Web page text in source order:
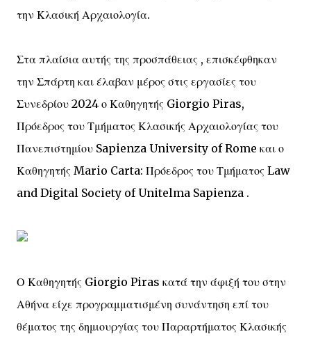
την Κλασική Αρχαιολογία.
Στα πλαίσια αυτής της προσπάθειας , επισκέφθηκαν
την Σπάρτη και έλαβαν μέρος στις εργασίες του
Συνεδρίου 2024 ο Καθηγητής Giorgio Piras,
Πρόεδρος του Τμήματος Κλασικής Αρχαιολογίας του
Πανεπιστημίου Sapienza University of Rome και ο
Καθηγητής Mario Carta: Πρόεδρος του Τμήματος Law
and Digital Society of Unitelma Sapienza .
Ο Καθηγητής Giorgio Piras κατά την άφιξή του στην
Αθήνα είχε προγραμματισμένη συνάντηση επί του
θέματος της δημιουργίας του Παραρτήματος Κλασικής